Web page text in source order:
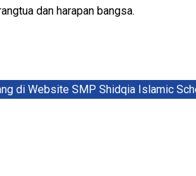
dan harapan bangsa.
Website SMP Shidqia Islamic